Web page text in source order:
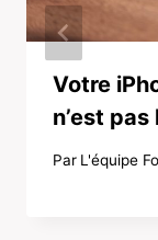
Votre
n’est pas
Par L'équipe